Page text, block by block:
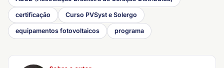
certificação Curso PVSyst e Solergo
equipamentos fotovoltaicos programa